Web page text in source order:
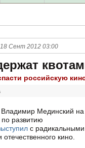
Сент 2012 03:00
российскую
Владимир Мединский на
развитию
с радикальными
кино.